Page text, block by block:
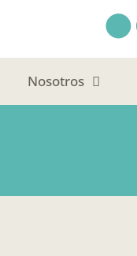
contenido
Nosotros